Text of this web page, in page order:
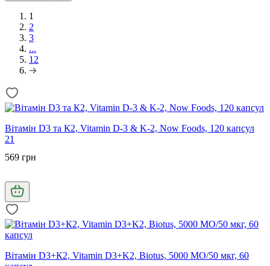
1
2
3
...
12
Вітамін D3 та К2, Vitamin D-3 & K-2, Now Foods, 120 капсул
21
569 грн
Вітамін D3+К2, Vitamin D3+K2, Biotus, 5000 МО/50 мкг, 60